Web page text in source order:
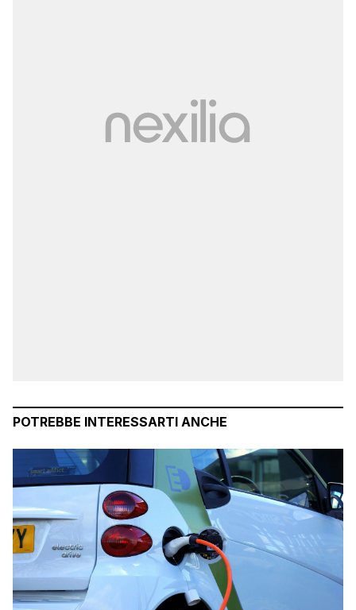
POTREBBE INTERESSARTI ANCHE